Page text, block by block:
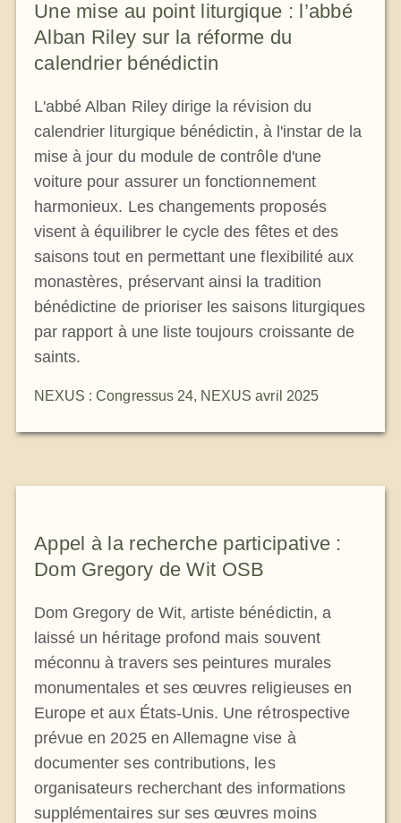
Une mise au point liturgique : l’abbé
Alban Riley sur la réforme du
calendrier bénédictin
L'abbé Alban Riley dirige la révision du
calendrier liturgique bénédictin, à l'instar de la
mise à jour du module de contrôle d'une
voiture pour assurer un fonctionnement
harmonieux. Les changements proposés
visent à équilibrer le cycle des fêtes et des
saisons tout en permettant une flexibilité aux
monastères, préservant ainsi la tradition
bénédictine de prioriser les saisons liturgiques
par rapport à une liste toujours croissante de
saints.
NEXUS : Congressus 24, NEXUS avril 2025
Appel à la recherche participative :
Dom Gregory de Wit OSB
Dom Gregory de Wit, artiste bénédictin, a
laissé un héritage profond mais souvent
méconnu à travers ses peintures murales
monumentales et ses œuvres religieuses en
Europe et aux États-Unis. Une rétrospective
prévue en 2025 en Allemagne vise à
documenter ses contributions, les
organisateurs recherchant des informations
supplémentaires sur ses œuvres moins